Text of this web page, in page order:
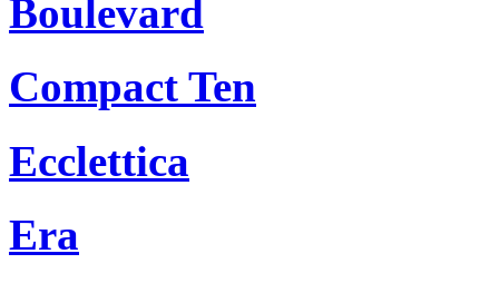
Boulevard
Compact Ten
Ecclettica
Era